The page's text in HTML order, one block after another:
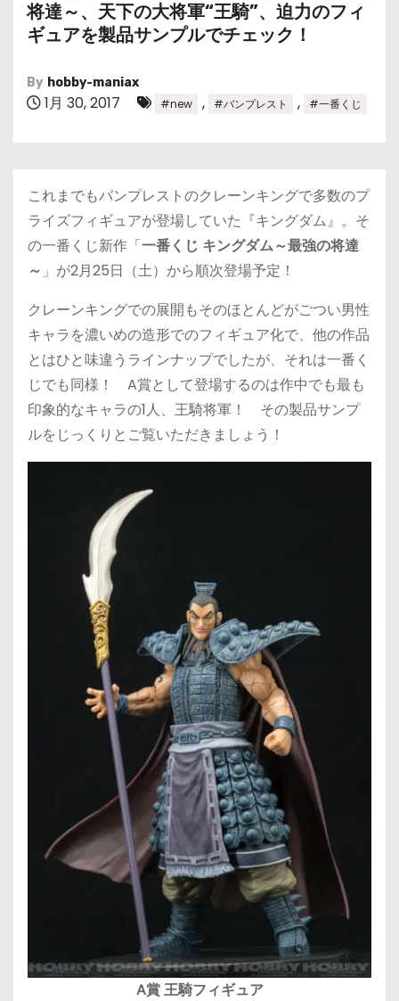
将達～、天下の大将軍“王騎”、迫力のフィ
ギュアを製品サンプルでチェック！
By hobby-maniax
1月 30, 2017 #new , #バンプレスト , #一番くじ
これまでもバンプレストのクレーンキングで多数のプ
ライズフィギュアが登場していた『キングダム』。そ
の一番くじ新作「一番くじ キングダム～最強の将達
～ 」が2月25日（土）から順次登場予定！
クレーンキングでの展開もそのほとんどがごつい男性
キャラを濃いめの造形でのフィギュア化で、他の作品
とはひと味違うラインナップでしたが、それは一番く
じでも同様！ A賞として登場するのは作中でも最も
印象的なキャラの1人、王騎将軍！ その製品サンプ
ルをじっくりとご覧いただきましょう！
A賞 王騎フィギュア